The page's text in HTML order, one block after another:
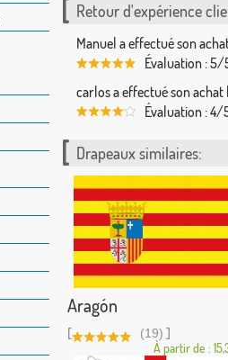
Retour d'expérience
Manuel a effectué son
Évaluation :
carlos a effectué son achat
Évaluation : 4/
Drapeaux similaires:
Aragón
[ (19) ]
À partir de :